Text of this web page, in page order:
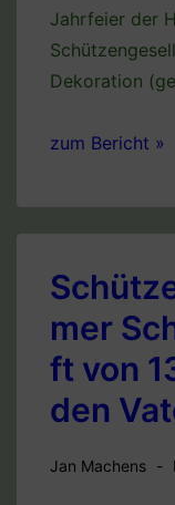
Jahrfeier der
Dekoration
Kleines
der
Hildesheimer
von
1367
zum Bericht »
mer
ft von
den
Jan Machens